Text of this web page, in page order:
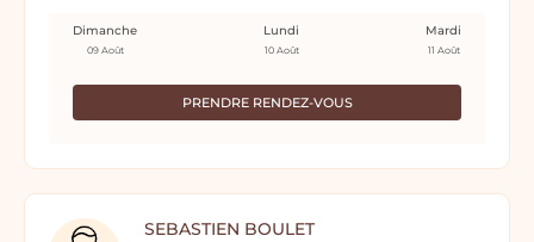
PRENDRE RENDEZ-VOUS
Dimanche
09 Août
Lundi
10 Août
Mardi
11 Août
SEBASTIEN BOULET